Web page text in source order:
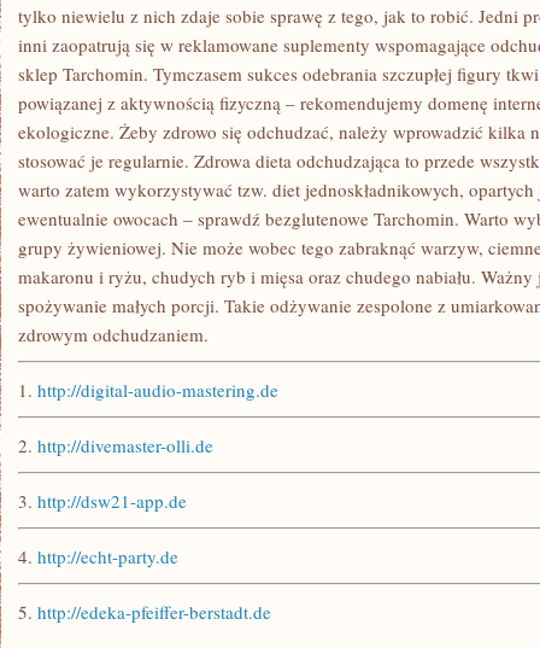
Z
PROBLEMEM
BORYKA
tylko niewielu z nich zdaje sobie sprawę z tego, jak to robić. Jedni
inni zaopatrują się w reklamowane suplementy wspomagające
sklep Tarchomin. Tymczasem sukces odebrania szczupłej figury
powiązanej z aktywnością fizyczną – rekomendujemy domenę
ekologiczne. Żeby zdrowo się odchudzać, należy wprowadzić kilka
stosować je regularnie. Zdrowa dieta odchudzająca to przede
warto zatem wykorzystywać tzw. diet jednoskładnikowych, opartych
ewentualnie owocach – sprawdź bezglutenowe Tarchomin. Warto
grupy żywieniowej. Nie może wobec tego zabraknąć warzyw,
makaronu i ryżu, chudych ryb i mięsa oraz chudego nabiału. Ważny
spożywanie małych porcji. Takie odżywanie zespolone z
zdrowym odchudzaniem.
1. http://digital-audio-mastering.de
2. http://divemaster-olli.de
3. http://dsw21-app.de
4. http://echt-party.de
5. http://edeka-pfeiffer-berstadt.de